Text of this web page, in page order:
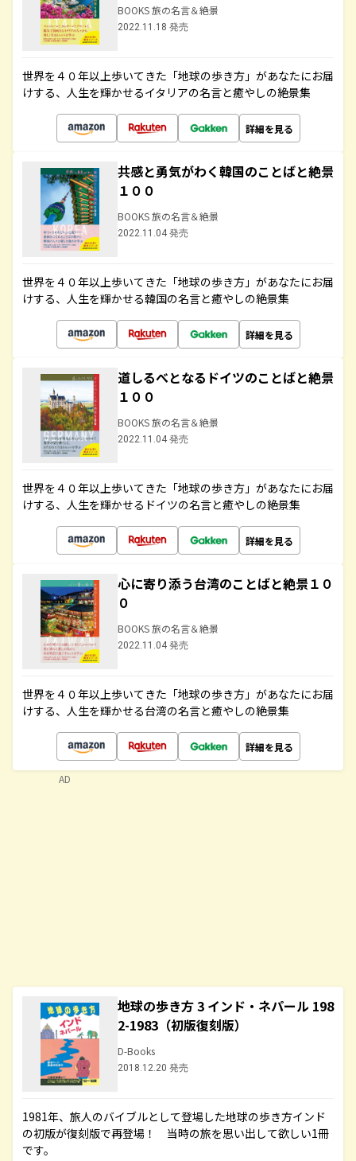
BOOKS 旅の名言＆絶景
2022.11.18 発売
世界を４０年以上歩いてきた「地球の歩き方」があなたにお届
けする、人生を輝かせるイタリアの名言と癒やしの絶景集
詳細を見る
共感と勇気がわく韓国のことばと絶景
１００
BOOKS 旅の名言＆絶景
2022.11.04 発売
世界を４０年以上歩いてきた「地球の歩き方」があなたにお届
けする、人生を輝かせる韓国の名言と癒やしの絶景集
詳細を見る
道しるべとなるドイツのことばと絶景
１００
BOOKS 旅の名言＆絶景
2022.11.04 発売
世界を４０年以上歩いてきた「地球の歩き方」があなたにお届
けする、人生を輝かせるドイツの名言と癒やしの絶景集
詳細を見る
心に寄り添う台湾のことばと絶景１０
０
BOOKS 旅の名言＆絶景
2022.11.04 発売
世界を４０年以上歩いてきた「地球の歩き方」があなたにお届
けする、人生を輝かせる台湾の名言と癒やしの絶景集
詳細を見る
地球の歩き方 3 インド・ネパール 198
2-1983（初版復刻版）
D-Books
2018.12.20 発売
1981年、旅人のバイブルとして登場した地球の歩き方インド
の初版が復刻版で再登場！ 当時の旅を思い出して欲しい1冊
です。
AD